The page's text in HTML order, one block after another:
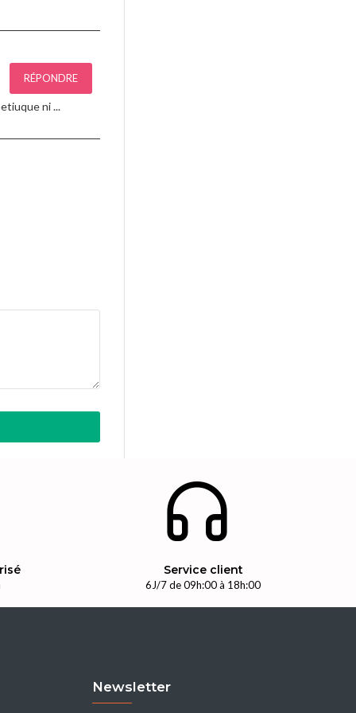
RÉPONDRE
ni ...
Service client
6J/7 de 09h:00 à 18h:00
Newsletter